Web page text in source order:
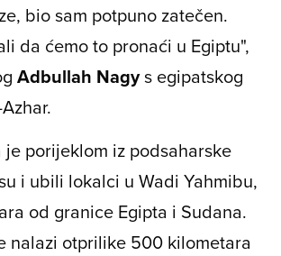
bio sam potpuno zatečen.
da ćemo to pronaći u Egiptu",
Adbullah Nagys egipatskog
porijeklom iz podsaharske
i ubili lokalci u Wadi Yahmibu,
od granice Egipta i Sudana.
nalazi otprilike 500 kilometara